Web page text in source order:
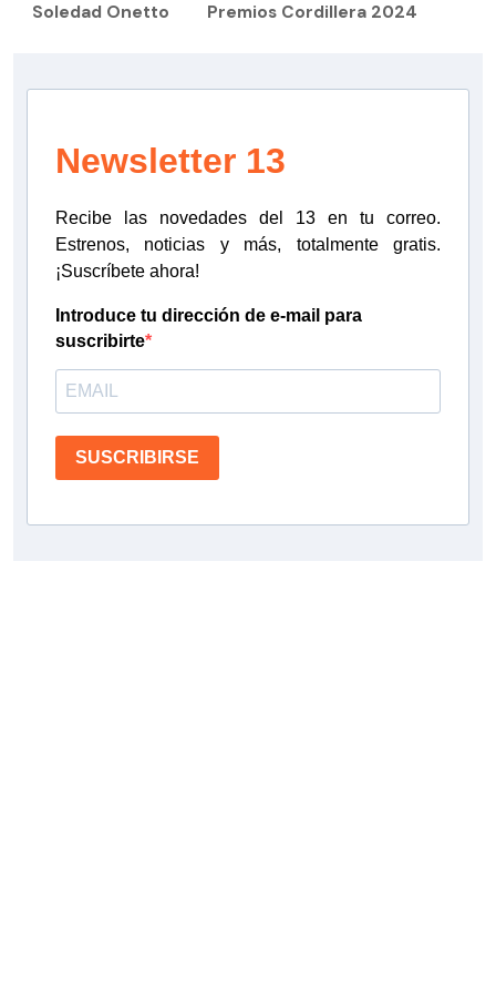
Soledad Onetto Premios Cordillera 2024
Newsletter 13
Recibe las novedades del 13 en tu correo.
Estrenos, noticias y más, totalmente gratis.
¡Suscríbete ahora!
Introduce tu dirección de e-mail para
suscribirte
SUSCRIBIRSE